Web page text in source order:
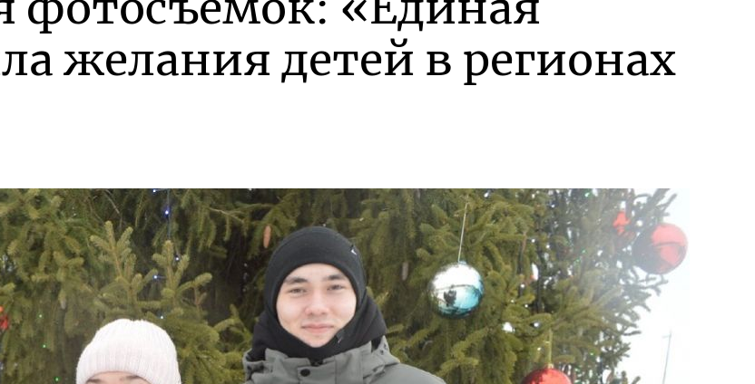
желания детей в регионах